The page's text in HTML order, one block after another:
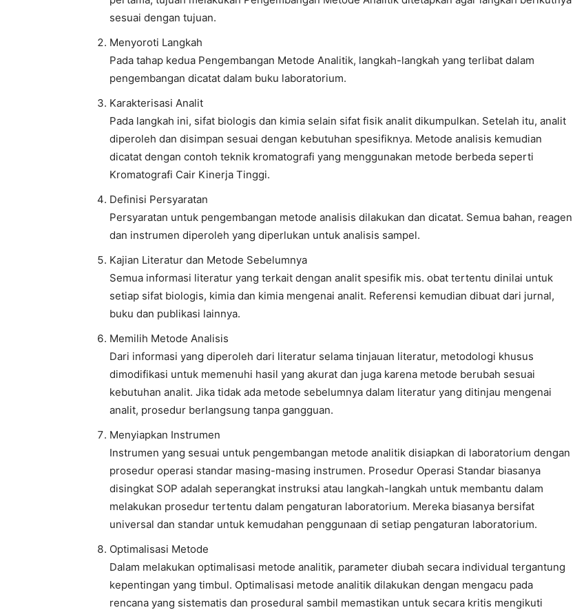
sesuai dengan tujuan.
Menyoroti Langkah
Pada tahap kedua Pengembangan Metode Analitik, langkah-langkah yang terlibat dalam
pengembangan dicatat dalam buku laboratorium.
Karakterisasi Analit
Pada langkah ini, sifat biologis dan kimia selain sifat fisik analit dikumpulkan. Setelah itu, analit
diperoleh dan disimpan sesuai dengan kebutuhan spesifiknya. Metode analisis kemudian
dicatat dengan contoh teknik kromatografi yang menggunakan metode berbeda seperti
Kromatografi Cair Kinerja Tinggi.
Definisi Persyaratan
Persyaratan untuk pengembangan metode analisis dilakukan dan dicatat. Semua bahan, reagen
dan instrumen diperoleh yang diperlukan untuk analisis sampel.
Kajian Literatur dan Metode Sebelumnya
Semua informasi literatur yang terkait dengan analit spesifik mis. obat tertentu dinilai untuk
setiap sifat biologis, kimia dan kimia mengenai analit. Referensi kemudian dibuat dari jurnal,
buku dan publikasi lainnya.
Memilih Metode Analisis
Dari informasi yang diperoleh dari literatur selama tinjauan literatur, metodologi khusus
dimodifikasi untuk memenuhi hasil yang akurat dan juga karena metode berubah sesuai
kebutuhan analit. Jika tidak ada metode sebelumnya dalam literatur yang ditinjau mengenai
analit, prosedur berlangsung tanpa gangguan.
Menyiapkan Instrumen
Instrumen yang sesuai untuk pengembangan metode analitik disiapkan di laboratorium dengan
prosedur operasi standar masing-masing instrumen. Prosedur Operasi Standar biasanya
disingkat SOP adalah seperangkat instruksi atau langkah-langkah untuk membantu dalam
melakukan prosedur tertentu dalam pengaturan laboratorium. Mereka biasanya bersifat
universal dan standar untuk kemudahan penggunaan di setiap pengaturan laboratorium.
Optimalisasi Metode
Dalam melakukan optimalisasi metode analitik, parameter diubah secara individual tergantung
kepentingan yang timbul. Optimalisasi metode analitik dilakukan dengan mengacu pada
rencana yang sistematis dan prosedural sambil memastikan untuk secara kritis mengikuti